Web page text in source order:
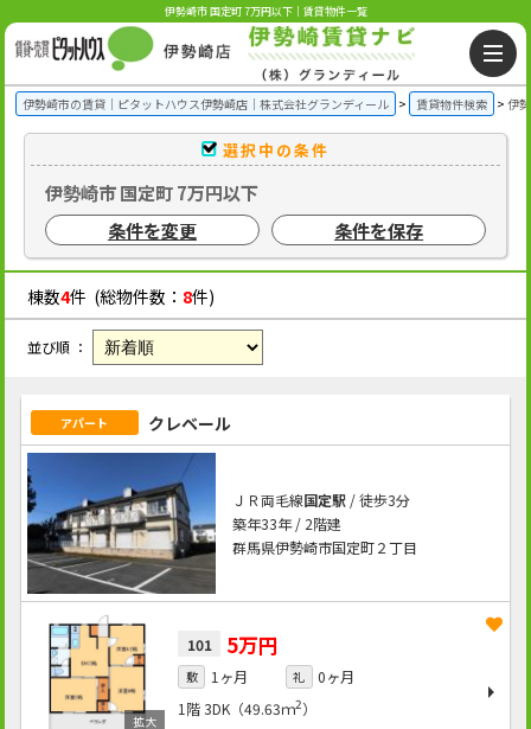
伊勢崎市 国定町 7万円以下｜賃貸物件一覧
伊勢崎市の賃貸｜ピタットハウス伊勢崎店｜株式会社グランディール 賃貸物件検索 伊
選択中の条件
伊勢崎市 国定町 7万円以下
条件を変更
条件を保存
棟数4件 (総物件数： 8件)
並び順 ：
アパート クレベール
ＪＲ両毛線国定駅/ 徒歩3分
築年33年 / 2階建
群馬県伊勢崎市国定町２丁目
101 5万円
敷 1ヶ月 礼
0ヶ月
1階3DK（49.63ｍ2）